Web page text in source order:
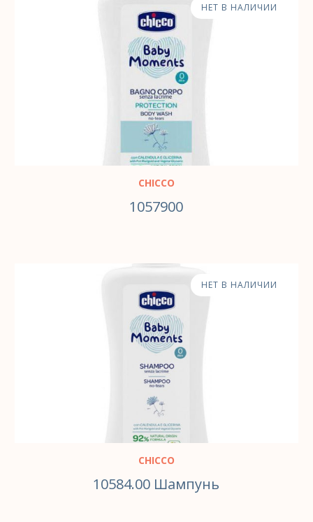
НЕТ В НАЛИЧИИ
CHICCO
1057900
НЕТ В НАЛИЧИИ
CHICCO
10584.00 Шампунь